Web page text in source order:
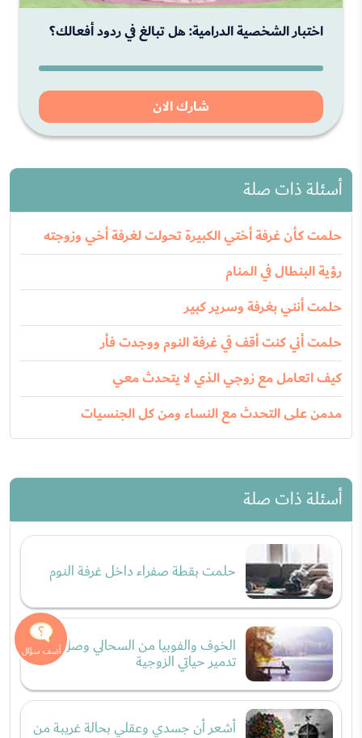
اختبار الشخصية الدرامية: هل تبالغ في ردود أفعالك؟
شارك الان
أسئلة ذات صلة
حلمت كأن غرفة أختي الكبيرة تحولت لغرفة أخي وزوجته
رؤية البنطال في المنام
حلمت أنني بغرفة وسرير كبير
حلمت أني كنت أقف في غرفة النوم ووجدت فأر
كيف اتعامل مع زوجي الذي لا يتحدث معي
مدمن على التحدث مع النساء ومن كل الجنسيات
أسئلة ذات صلة
حلمت بقطة صفراء داخل غرفة النوم
الخوف والفوبيا من السحالي وصل إلى
تدمير حياتي الزوجية
أشعر أن جسدي وعقلي بحالة غريبة من